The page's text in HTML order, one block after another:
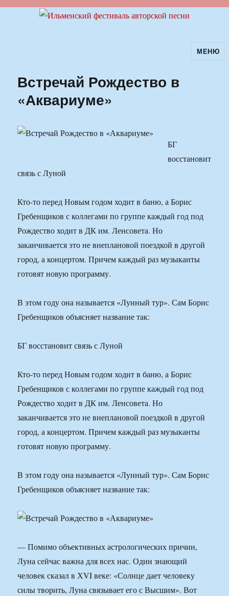
Ильменский фестиваль авторскойМЕНЮ
Встречай Рождество в
«Аквариуме»
БГ
восстановит
связь с Луной
Кто-то перед Новым годом ходит в баню, а Борис
Гребенщиков с коллегами по группе каждый год под
Рождество ходит в ДК им. Ленсовета. Но
заканчивается это не внеплановой поездкой в другой
город, а концертом. Причем каждый раз музыканты
готовят новую программу.
В этом году она называется «Лунный тур». Сам Борис
Гребенщиков объясняет название так:
БГ восстановит связь с Луной
Кто-то перед Новым годом ходит в баню, а Борис
Гребенщиков с коллегами по группе каждый год под
Рождество ходит в ДК им. Ленсовета. Но
заканчивается это не внеплановой поездкой в другой
город, а концертом. Причем каждый раз музыканты
готовят новую программу.
В этом году она называется «Лунный тур». Сам Борис
Гребенщиков объясняет название так:
— Помимо объективных астрологических причин,
Луна сейчас важна для всех нас. Один знающий
человек сказал в ХVI веке: «Солнце дает человеку
силы творить, Луна связывает его с Высшим». Вот